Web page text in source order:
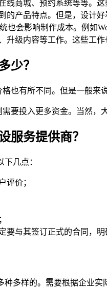
线商城、预约系统等等。
的产品特点。但是，设计好
也会影响制作成本。例如
升级内容等工作。这些工
少？
也有所不同。但是一般
要投入更多资金。当然
服务提供商？
几点：
评价；
要与其签订正式的合同，明
多样的。需要根据企业